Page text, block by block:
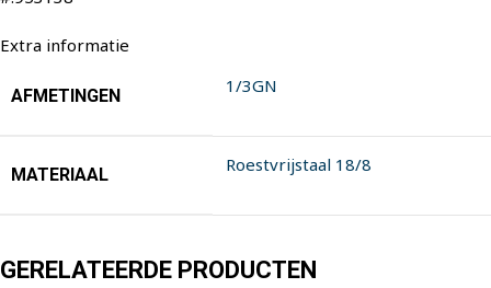
Extra informatie
AFMETINGEN 1/3GN
MATERIAAL Roestvrijstaal 18/8
GERELATEERDE PRODUCTEN